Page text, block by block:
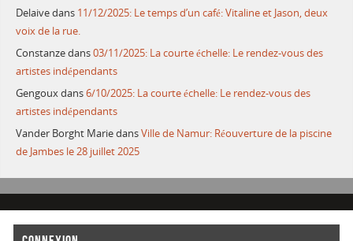
Delaivedans 11/12/2025: Le temps d’un café: Vitaline et Jason, deux
voix de la rue.
Constanzedans03/11/2025: La courte échelle: Le rendez-vous des
artistes indépendants
Gengouxdans6/10/2025: La courte échelle: Le rendez-vous des
artistes indépendants
Vander Borght MariedansVille de Namur: Réouverture de la piscine
de Jambes le 28 juillet 2025